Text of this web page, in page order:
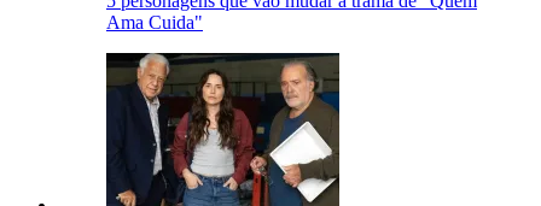
Ama Cuida"